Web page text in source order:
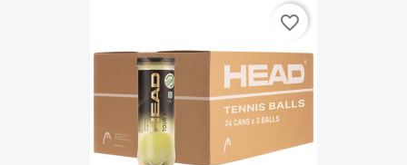
favorite_border